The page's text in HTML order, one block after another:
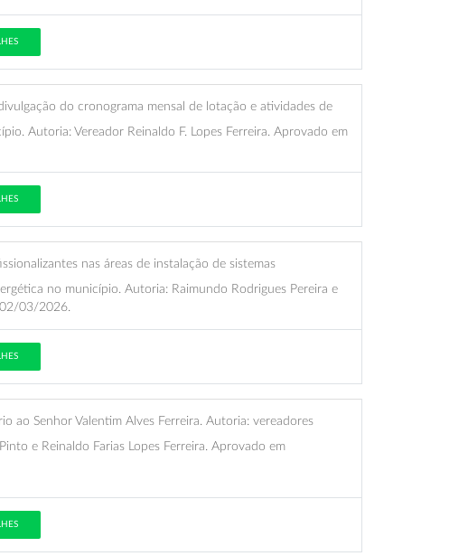
do cronograma mensal de lotação e atividades de
Autoria: Vereador Reinaldo F. Lopes Ferreira. Aprovado em
nas áreas de instalação de sistemas
no município. Autoria: Raimundo Rodrigues Pereira e
02/03/2026.
ao Senhor Valentim Alves Ferreira. Autoria: vereadores
e Reinaldo Farias Lopes Ferreira. Aprovado em